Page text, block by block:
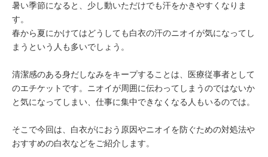
暑い季節になると、少し動いただけでも汗をかきやすくなりま
す。
春から夏にかけてはどうしても白衣の汗のニオイが気になってし
まうという人も多いでしょう。
清潔感のある身だしなみをキープすることは、医療従事者として
のエチケットです。ニオイが周囲に伝わってしまうのではないか
と気になってしまい、仕事に集中できなくなる人もいるのでは。
そこで今回は、白衣がにおう原因やニオイを防ぐための対処法や
おすすめの白衣などをご紹介します。